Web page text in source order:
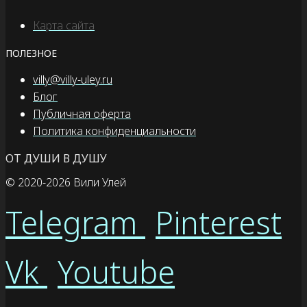
Карта сайта
ПОЛЕЗНОЕ
villy@villy-uley.ru
Блог
Публичная оферта
Политика конфиденциальности
ОТ ДУШИ В ДУШУ
© 2020-2026 Вили Улей
Telegram Pinterest
Vk Youtube